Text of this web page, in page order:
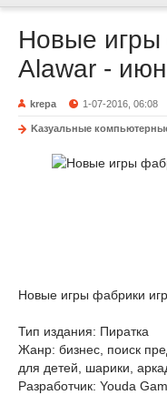
Новые игры
Alawar -
krepa 1-07-2016, 06:08
Kазуальные
Новые игры фабрики
Тип издания: Пиратка
Жанр: бизнес, поиск
для детей, шарики,
Разработчик: Youda